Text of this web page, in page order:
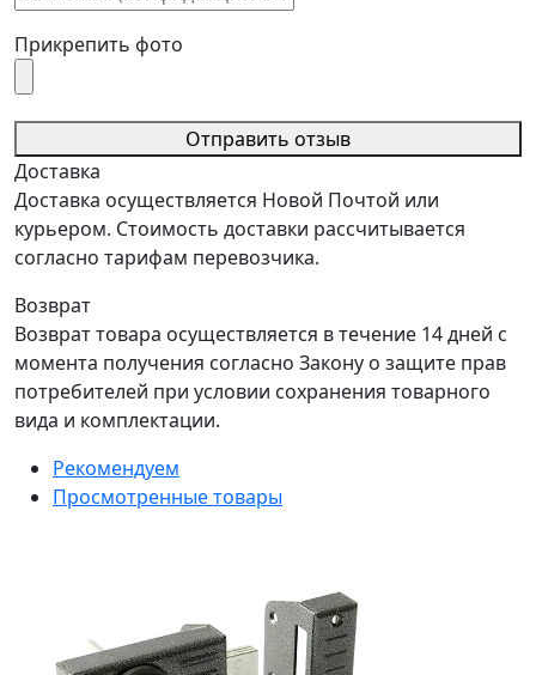
Прикрепить фото
Отправить отзыв
Доставка
Доставка осуществляется Новой Почтой или
курьером. Стоимость доставки рассчитывается
согласно тарифам перевозчика.
Возврат
Возврат товара осуществляется в течение 14 дней с
момента получения согласно Закону о защите прав
потребителей при условии сохранения товарного
вида и комплектации.
Рекомендуем
Просмотренные товары